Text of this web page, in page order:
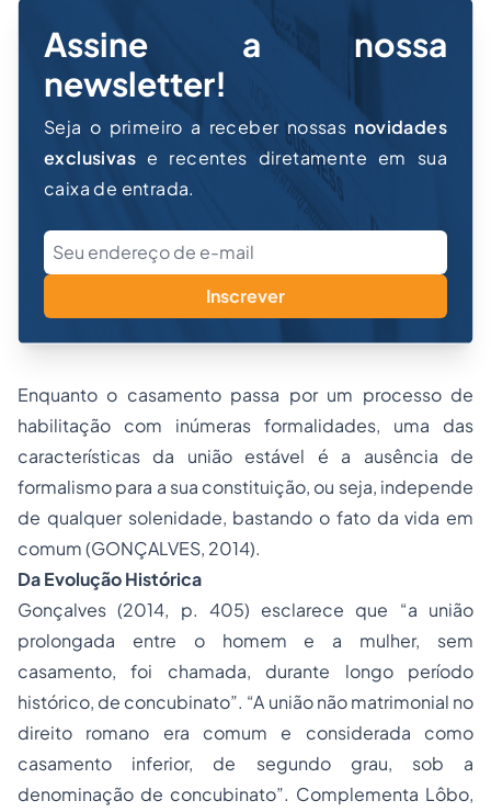
Assine a nossa
newsletter!
Seja o primeiro a receber nossas novidades
exclusivas e recentes diretamente em sua
caixa de entrada.
Inscrever
Enquanto o casamento passa por um processo de
habilitação com inúmeras formalidades, uma das
características da união estável é a ausência de
formalismo para a sua constituição, ou seja, independe
de qualquer solenidade, bastando o fato da vida em
comum (GONÇALVES, 2014).
Da Evolução Histórica
Gonçalves (2014, p. 405) esclarece que “a união
prolongada entre o homem e a mulher, sem
casamento, foi chamada, durante longo período
histórico, de concubinato”. “A união não matrimonial no
direito romano era comum e considerada como
casamento inferior, de segundo grau, sob a
denominação de concubinato”. Complementa Lôbo,